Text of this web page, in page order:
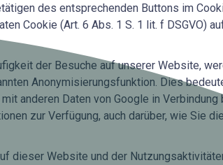
des entsprechenden Buttons im
Cookie (Art. 6 Abs. 1 S. 1 lit. f DSGVO)
der Besuche auf unserer Website,
Anonymisierungsfunktion. Dies
anderen Daten von Google in
zur Verfügung, auch darüber, wie Sie
dieser Website und der